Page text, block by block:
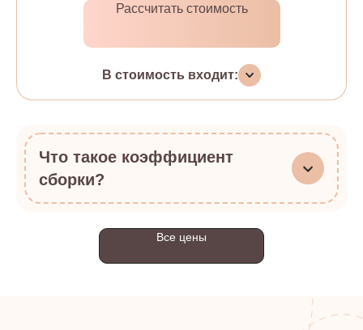
Рассчитать стоимость
В стоимость входит:
Что такое коэффициент
сборки?
Все цены